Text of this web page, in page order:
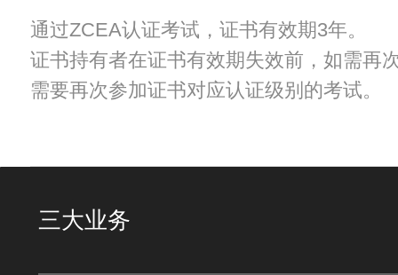
通过ZCEA认证考试，证书有效期3年。
证书持有者在证书有效期失效前，如需再
需要再次参加证书对应认证级别的考试。
三大业务